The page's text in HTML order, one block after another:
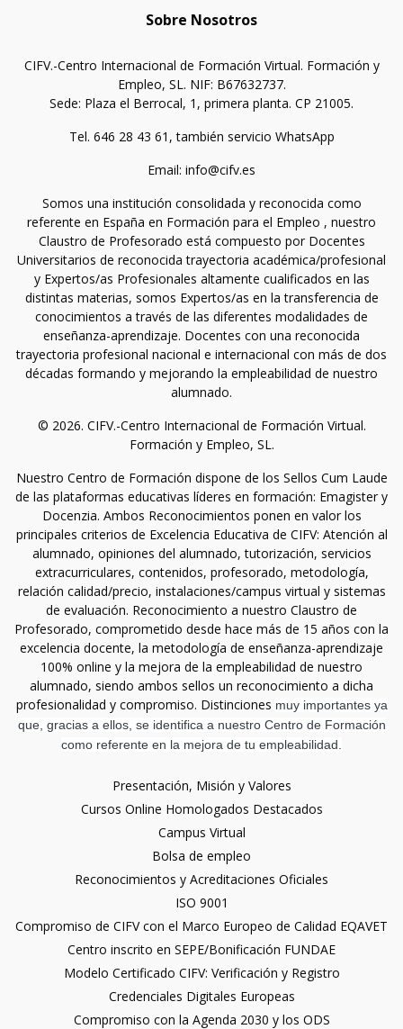
Sobre Nosotros
CIFV.-Centro Internacional de Formación Virtual. Formación y
Empleo, SL. NIF: B67632737.
Sede: Plaza el Berrocal, 1, primera planta. CP 21005.
Tel. 646 28 43 61, también servicio WhatsApp
Email: info@cifv.es
Somos una institución consolidada y reconocida como
referente en España en Formación para el Empleo , nuestro
Claustro de Profesorado está compuesto por Docentes
Universitarios de reconocida trayectoria académica/profesional
y Expertos/as Profesionales altamente cualificados en las
distintas materias, somos Expertos/as en la transferencia de
conocimientos a través de las diferentes modalidades de
enseñanza-aprendizaje. Docentes con una reconocida
trayectoria profesional nacional e internacional con más de dos
décadas formando y mejorando la empleabilidad de nuestro
alumnado.
© 2026. CIFV.-Centro Internacional de Formación Virtual.
Formación y Empleo, SL.
Nuestro Centro de Formación dispone de los Sellos Cum Laude
de las plataformas educativas líderes en formación: Emagister y
Docenzia. Ambos Reconocimientos ponen en valor los
principales criterios de Excelencia Educativa de CIFV: Atención al
alumnado, opiniones del alumnado, tutorización, servicios
extracurriculares, contenidos, profesorado, metodología,
relación calidad/precio, instalaciones/campus virtual y sistemas
de evaluación. Reconocimiento a nuestro Claustro de
Profesorado, comprometido desde hace más de 15 años con la
excelencia docente, la metodología de enseñanza-aprendizaje
100% online y la mejora de la empleabilidad de nuestro
alumnado, siendo ambos sellos un reconocimiento a dicha
profesionalidad y compromiso. Distinciones muy importantes ya
que, gracias a ellos, se identifica a nuestro Centro de Formación
como referente en la mejora de tu empleabilidad.
Presentación, Misión y Valores
Cursos Online Homologados Destacados
Campus Virtual
Bolsa de empleo
Reconocimientos y Acreditaciones Oficiales
ISO 9001
Compromiso de CIFV con el Marco Europeo de Calidad EQAVET
Centro inscrito en SEPE/Bonificación FUNDAE
Modelo Certificado CIFV: Verificación y Registro
Credenciales Digitales Europeas
Compromiso con la Agenda 2030 y los ODS